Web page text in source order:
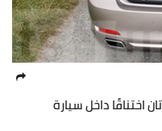
اختناقًا داخل سيارة